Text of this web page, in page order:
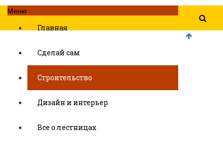
Меню
Главная
Сделай сам
Строительство
Дизайн и интерьер
Все о лестницах